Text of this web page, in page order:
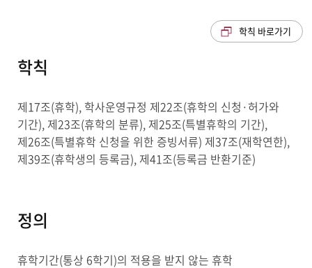
학칙 바로가기
학칙
제17조(휴학), 학사운영규정 제22조(휴학의 신청·허가와
기간), 제23조(휴학의 분류), 제25조(특별휴학의 기간),
제26조(특별휴학 신청을 위한 증빙서류) 제37조(재학연한),
제39조(휴학생의 등록금), 제41조(등록금 반환기준)
정의
휴학기간(통상 6학기)의 적용을 받지 않는 휴학